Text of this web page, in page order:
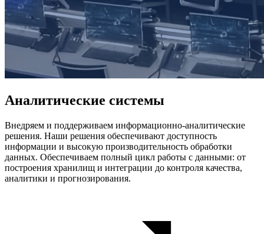
Аналитические системы
Внедряем и поддерживаем информационно-аналитические
решения. Наши решения обеспечивают доступность
информации и высокую производительность обработки
данных. Обеспечиваем полный цикл работы с данными: от
построения хранилищ и интеграции до контроля качества,
аналитики и прогнозирования.